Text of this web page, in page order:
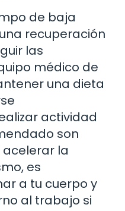
de baja
recuperación
las
médico de
una dieta
actividad
son
la
es
a tu cuerpo y
al trabajo si